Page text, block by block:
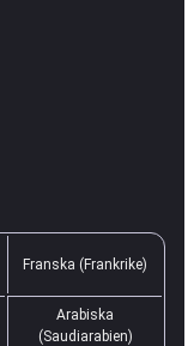
Franska (Frankrike)
Arabiska
(Saudiarabien)